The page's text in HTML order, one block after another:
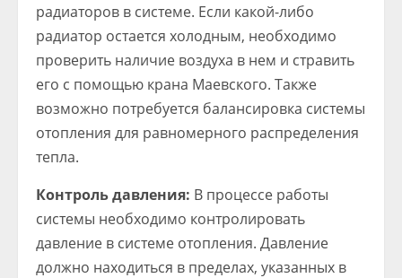
радиаторов в системе. Если какой-либо
радиатор остается холодным, необходимо
проверить наличие воздуха в нем и стравить
его с помощью крана Маевского. Также
возможно потребуется балансировка системы
отопления для равномерного распределения
тепла.
Контроль давления: В процессе работы
системы необходимо контролировать
давление в системе отопления. Давление
должно находиться в пределах, указанных в